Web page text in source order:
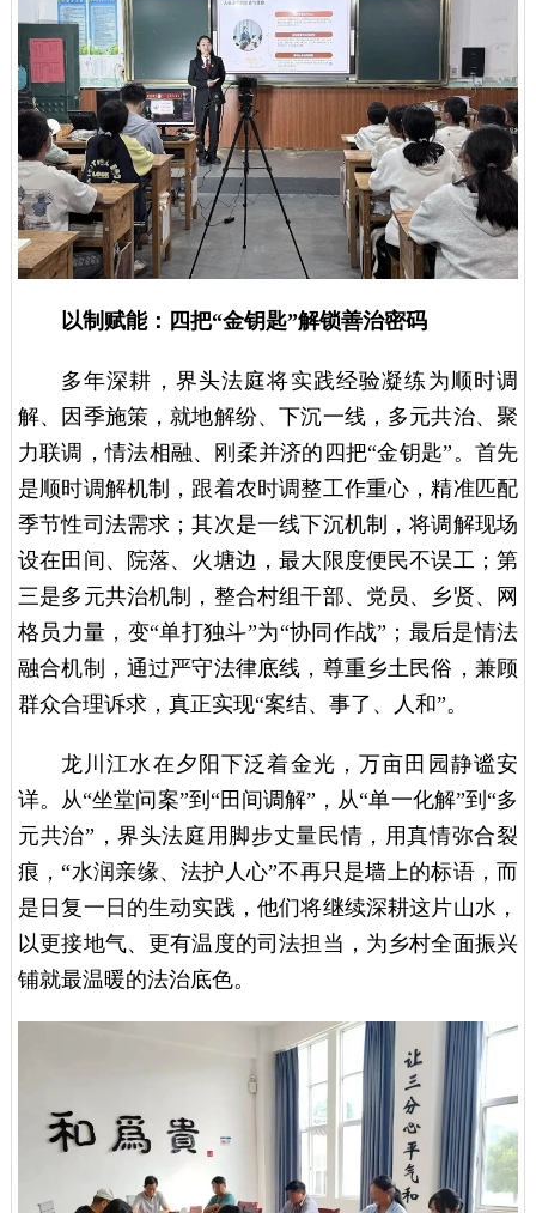
以制赋能：四把“金钥匙”解锁善治密码
多年深耕，界头法庭将实践经验凝练为顺时调
解、因季施策，就地解纷、下沉一线，多元共治、聚
力联调，情法相融、刚柔并济的四把“金钥匙”。首先
是顺时调解机制，跟着农时调整工作重心，精准匹配
季节性司法需求；其次是一线下沉机制，将调解现场
设在田间、院落、火塘边，最大限度便民不误工；第
三是多元共治机制，整合村组干部、党员、乡贤、网
格员力量，变“单打独斗”为“协同作战”；最后是情法
融合机制，通过严守法律底线，尊重乡土民俗，兼顾
群众合理诉求，真正实现“案结、事了、人和”。
龙川江水在夕阳下泛着金光，万亩田园静谧安
详。从“坐堂问案”到“田间调解”，从“单一化解”到“多
元共治”，界头法庭用脚步丈量民情，用真情弥合裂
痕，“水润亲缘、法护人心”不再只是墙上的标语，而
是日复一日的生动实践，他们将继续深耕这片山水，
以更接地气、更有温度的司法担当，为乡村全面振兴
铺就最温暖的法治底色。